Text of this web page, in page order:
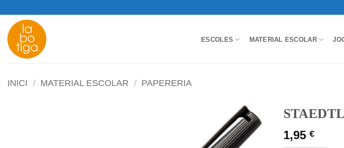
content
ESCOLES MATERIAL ESCOLAR
INICI / MATERIAL ESCOLAR / PAPERERIA
1,95 €